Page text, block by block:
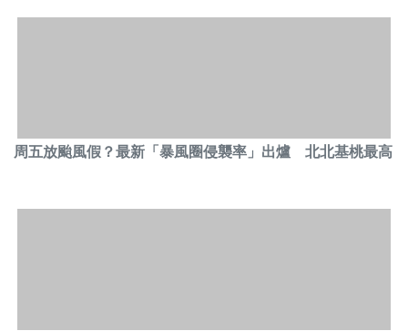
周五放颱風假？最新「暴風圈侵襲率」出爐 北北基桃最高